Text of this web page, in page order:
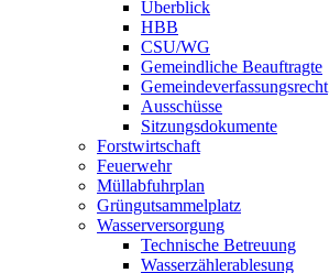
Überblick
HBB
CSU/WG
Gemeindliche Beauftragte
Gemeindeverfassungsrecht
Ausschüsse
Sitzungsdokumente
Forstwirtschaft
Feuerwehr
Müllabfuhrplan
Grüngutsammelplatz
Wasserversorgung
Technische Betreuung
Wasserzählerablesung